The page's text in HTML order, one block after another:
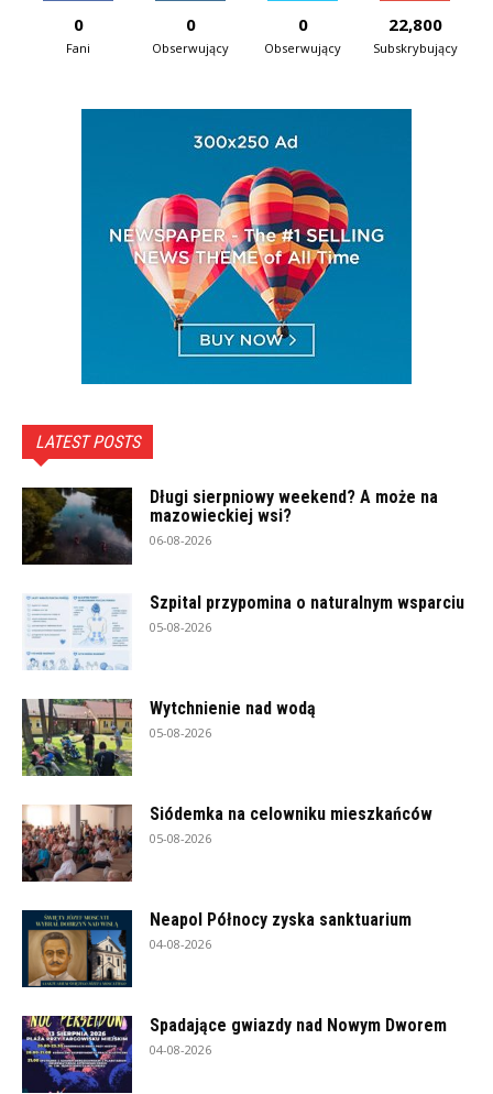
0
Fani
0
Obserwujący
0
Obserwujący
22,800
Subskrybujący
LATEST POSTS
Długi sierpniowy weekend? A może na
mazowieckiej wsi?
06-08-2026
Szpital przypomina o naturalnym wsparciu
05-08-2026
Wytchnienie nad wodą
05-08-2026
Siódemka na celowniku mieszkańców
05-08-2026
Neapol Północy zyska sanktuarium
04-08-2026
Spadające gwiazdy nad Nowym Dworem
04-08-2026